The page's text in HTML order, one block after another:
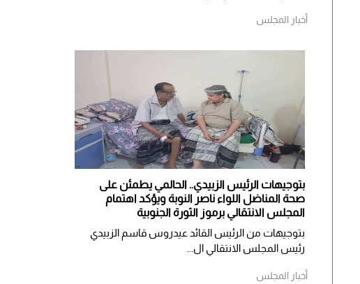
أخبار المجلس
بتوجيهات الرئيس الزبيدي.. الحالمي يطمئن على
صحة المناضل اللواء ناصر النوبة ويؤكد اهتمام
المجلس الانتقالي برموز الثورة الجنوبية
بتوجيهات من الرئيس القائد عيدروس قاسم الزبيدي
رئيس المجلس الانتقالي ال...
أخبار المجلس